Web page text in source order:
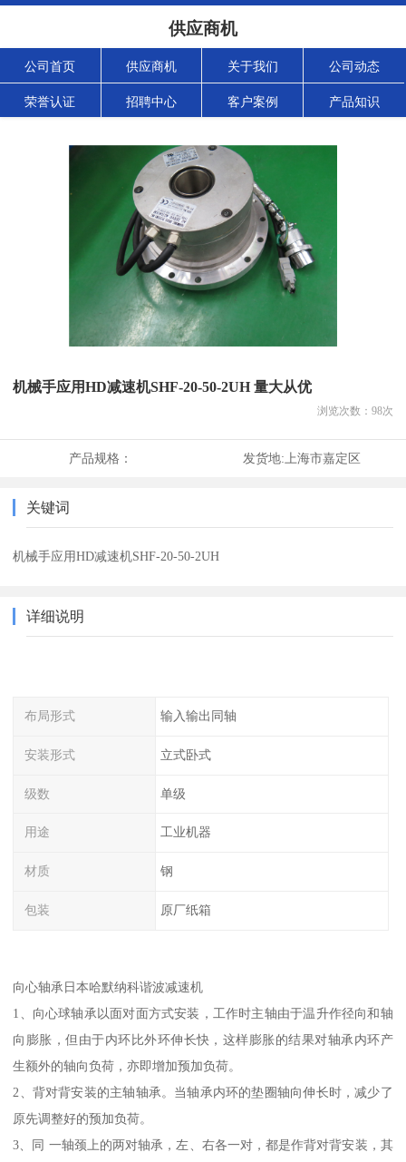
供应商机
公司首页 供应商机 关于我们 公司动态
荣誉认证 招聘中心 客户案例 产品知识
机械手应用HD减速机SHF-20-50-2UH 量大从优
浏览次数： 98次
产品规格： 发货地: 上海市嘉定区
关键词
机械手应用HD减速机SHF-20-50-2UH
详细说明
布局形式 输入输出同轴
安装形式 立式卧式
级数 单级
用途 工业机器
材质 钢
包装 原厂纸箱
向心轴承日本哈默纳科谐波减速机
1、向心球轴承以面对面方式安装，工作时主轴由于温升作径向和轴
向膨胀，但由于内环比外环伸长快，这样膨胀的结果对轴承内环产
生额外的轴向负荷，亦即增加预加负荷。
2、背对背安装的主轴轴承。当轴承内环的垫圈轴向伸长时，减少了
原先调整好的预加负荷。
3、同 一轴颈上的两对轴承，左、右各一对，都是作背对背安装，其